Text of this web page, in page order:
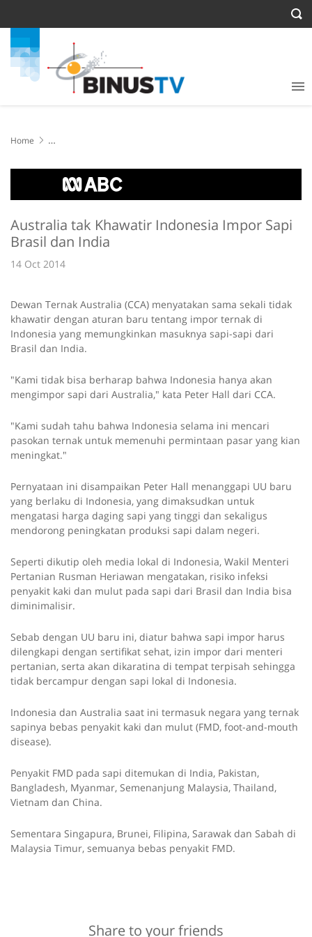
Home
Australia tak Khawatir Indonesia Impor Sapi
Brasil dan India
14 Oct 2014
Dewan Ternak Australia (CCA) menyatakan sama sekali tidak
khawatir dengan aturan baru tentang impor ternak di
Indonesia yang memungkinkan masuknya sapi-sapi dari
Brasil dan India.
"Kami tidak bisa berharap bahwa Indonesia hanya akan
mengimpor sapi dari Australia," kata Peter Hall dari CCA.
"Kami sudah tahu bahwa Indonesia selama ini mencari
pasokan ternak untuk memenuhi permintaan pasar yang kian
meningkat."
Pernyataan ini disampaikan Peter Hall menanggapi UU baru
yang berlaku di Indonesia, yang dimaksudkan untuk
mengatasi harga daging sapi yang tinggi dan sekaligus
mendorong peningkatan produksi sapi dalam negeri.
Seperti dikutip oleh media lokal di Indonesia, Wakil Menteri
Pertanian Rusman Heriawan mengatakan, risiko infeksi
penyakit kaki dan mulut pada sapi dari Brasil dan India bisa
diminimalisir.
Sebab dengan UU baru ini, diatur bahwa sapi impor harus
dilengkapi dengan sertifikat sehat, izin impor dari menteri
pertanian, serta akan dikaratina di tempat terpisah sehingga
tidak bercampur dengan sapi lokal di Indonesia.
Indonesia dan Australia saat ini termasuk negara yang ternak
sapinya bebas penyakit kaki dan mulut (FMD, foot-and-mouth
disease).
Penyakit FMD pada sapi ditemukan di India, Pakistan,
Bangladesh, Myanmar, Semenanjung Malaysia, Thailand,
Vietnam dan China.
Sementara Singapura, Brunei, Filipina, Sarawak dan Sabah di
Malaysia Timur, semuanya bebas penyakit FMD.
Share to your friends